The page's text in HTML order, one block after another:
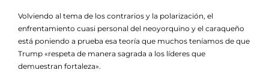
Volviendo al tema de los contrarios y la polarización, el
enfrentamiento cuasi personal del neoyorquino y el caraqueño
está poniendo a prueba esa teoría que muchos teníamos de que
Trump «respeta de manera sagrada a los líderes que
demuestran fortaleza».